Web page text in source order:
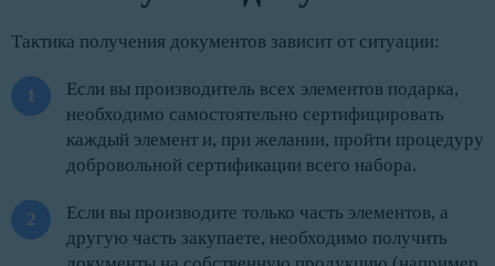
Тактика получения документов зависит от ситуации:
Если вы производитель всех элементов подарка,
необходимо самостоятельно сертифицировать
каждый элемент и, при желании, пройти процедуру
добровольной сертификации всего набора.
Если вы производите только часть элементов, а
другую часть закупаете, необходимо получить